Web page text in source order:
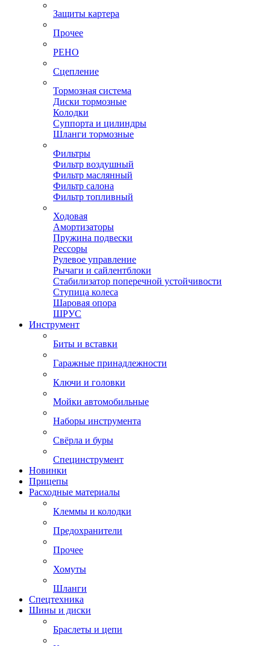
Защиты картера
Прочее
РЕНО
Сцепление
Тормозная система
Диски тормозные
Колодки
Суппорта и цилиндры
Шланги тормозные
Фильтры
Фильтр воздушный
Фильтр маслянный
Фильтр салона
Фильтр топливный
Ходовая
Амортизаторы
Пружина подвески
Рессоры
Рулевое управление
Рычаги и сайлентблоки
Стабилизатор поперечной устойчивости
Ступица колеса
Шаровая опора
ШРУС
Инструмент
Биты и вставки
Гаражные принадлежности
Ключи и головки
Мойки автомобильные
Наборы инструмента
Свёрла и буры
Специнструмент
Новинки
Прицепы
Расходные материалы
Клеммы и колодки
Предохранители
Прочее
Хомуты
Шланги
Спецтехника
Шины и диски
Браслеты и цепи